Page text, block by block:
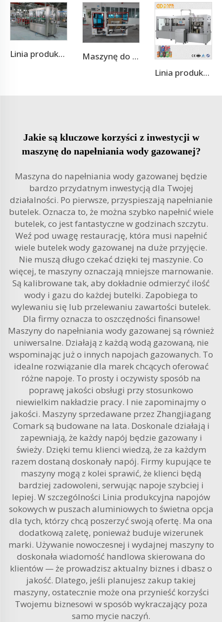
Linia produkcyjna maszyny do napełniania puszek napojami energetycznymi
Maszynę do pakowania kartonowego
Linia produkcyjna napojów sokowych w puszach aluminiowych
Jakie są kluczowe korzyści z inwestycji w
maszynę do napełniania wody gazowanej?
Maszyna do napełniania wody gazowanej będzie
bardzo przydatnym inwestycją dla Twojej
działalności. Po pierwsze, przyspieszają napełnianie
butelek. Oznacza to, że można szybko napełnić wiele
butelek, co jest fantastyczne w godzinach szczytu.
Weź pod uwagę restaurację, która musi napełnić
wiele butelek wody gazowanej na duże przyjęcie.
Nie muszą długo czekać dzięki tej maszynie. Co
więcej, te maszyny oznaczają mniejsze marnowanie.
Są kalibrowane tak, aby dokładnie odmierzyć ilość
wody i gazu do każdej butelki. Zapobiega to
wylewaniu się lub przelewaniu zawartości butelek.
Dla firmy oznacza to oszczędności finansowe!
Maszyny do napełniania wody gazowanej są również
uniwersalne. Działają z każdą wodą gazowaną, nie
wspominając już o innych napojach gazowanych. To
idealne rozwiązanie dla marek chcących oferować
różne napoje. To prosty i oczywisty sposób na
poprawę jakości obsługi przy stosunkowo
niewielkim nakładzie pracy. I nie zapominajmy o
jakości. Maszyny sprzedawane przez Zhangjiagang
Comark są budowane na lata. Doskonale działają i
zapewniają, że każdy napój będzie gazowany i
świeży. Dzięki temu klienci wiedzą, że za każdym
razem dostaną doskonały napój. Firmy kupujące te
maszyny mogą z kolei sprawić, że klienci będą
bardziej zadowoleni, serwując napoje szybciej i
lepiej. W szczególności Linia produkcyjna napojów
sokowych w puszach aluminiowych to świetna opcja
dla tych, którzy chcą poszerzyć swoją ofertę. Ma ona
dodatkową zaletę, ponieważ buduje wizerunek
marki. Używanie nowoczesnej i wydajnej maszyny to
doskonała wiadomość handlowa skierowana do
klientów — że prowadzisz aktualny biznes i dbasz o
jakość. Dlatego, jeśli planujesz zakup takiej
maszyny, ostatecznie może ona przynieść korzyści
Twojemu biznesowi w sposób wykraczający poza
samo mycie naczyń.